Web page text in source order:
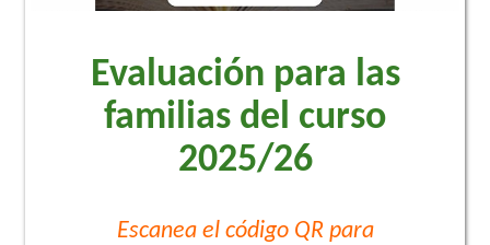
Evaluación para las
familias del curso
2025/26
Escanea el código QR para